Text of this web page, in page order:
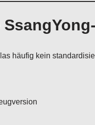
häufig kein